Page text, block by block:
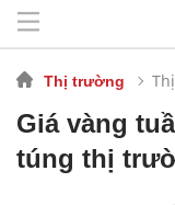
Thị trường
Giá vàng
túng thị